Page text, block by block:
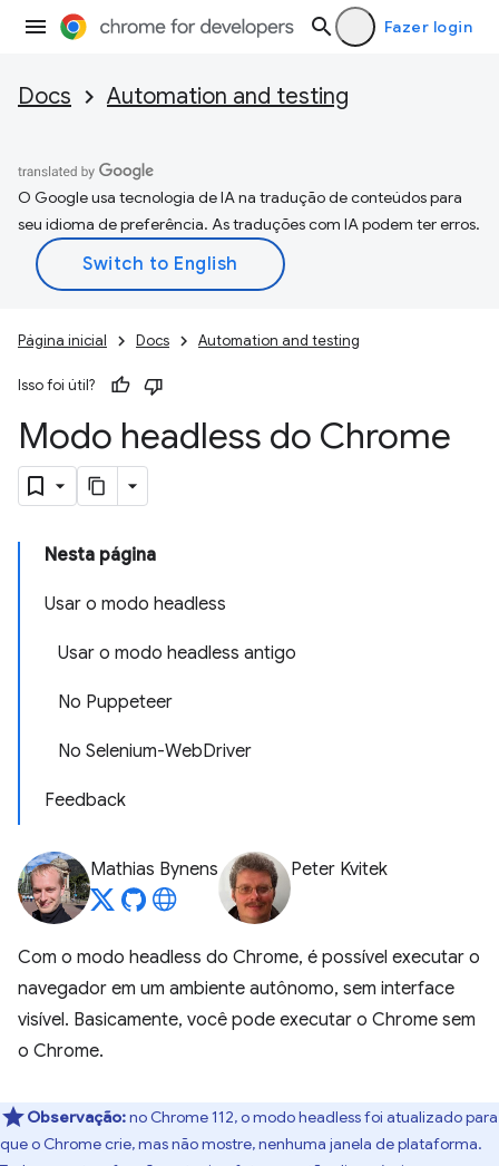
Fazer login
Docs Automation and testing
O Google usa tecnologia de IA na tradução de conteúdos para
seu idioma de preferência. As traduções com IA podem ter erros.
Página inicial Docs Automation and testing
Isso foi útil?
Modo headless do Chrome
Nesta página
Usar o modo headless
Usar o modo headless antigo
No Puppeteer
No Selenium-WebDriver
Feedback
Mathias Bynens Peter Kvitek
Com o modo headless do Chrome, é possível executar o
navegador em um ambiente autônomo, sem interface
visível. Basicamente, você pode executar o Chrome sem
o Chrome.
Observação:no Chrome 112, o modo headless foi atualizado para
que o Chrome crie, mas não mostre, nenhuma janela de plataforma.